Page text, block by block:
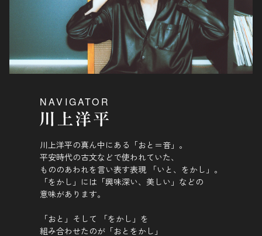
NAVIGATOR
川上洋平の真ん中にある「おと＝音」。
平安時代の古文などで使われていた、
もののあわれを言い表す表現 「いと、をかし」。
「をかし」には「興味深い、美しい」などの
意味があります。
「おと」そして 「をかし」を
組み合わせたのが「おとをかし」